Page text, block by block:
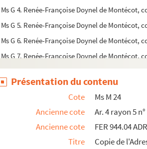
Ms G 4. Renée-Françoise Doynel de
Ms G 5. Renée-Françoise Doynel de
Ms G 6. Renée-Françoise Doynel de
Ms G 7. Renée-Françoise Doynel de Montécot,
Ms G 8. Renée-Françoise Doynel de Montécot,
Ms G 9. Renée-Françoise Doynel de Montécot,
Ms G 10. Renée-Françoise Doynel de
Ms G 11. Renée-Françoise Doynel de
Ms G 12. Renée-Françoise Doynel de
Présentation du contenu
Cote
Ms M 24
Ancienne cote
Ar. 4 rayon 5
Ancienne cote
FER 944.04
Titre
Copie de